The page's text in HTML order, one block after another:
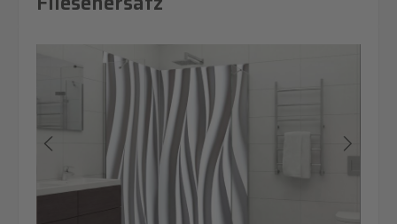
Bildergalerie überspringen